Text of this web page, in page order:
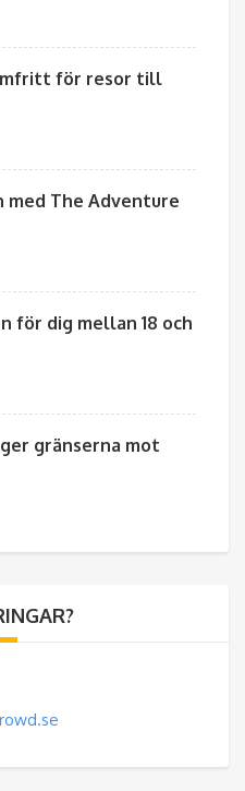
för resor till
med The Adventure
för dig mellan 18 och
gränserna mot